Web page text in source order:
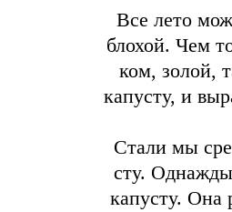
Все лето
блохой. Чем
ком, золой,
капусту, и
Стали мы
сту.
капусту. Она